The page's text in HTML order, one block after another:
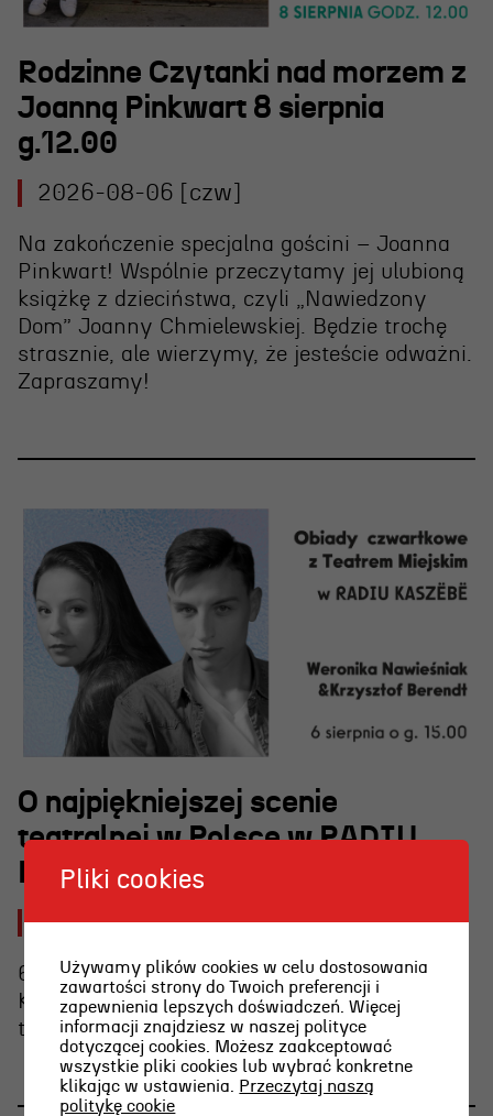
Spektakle wyjazdowe
Sponsorzy
Kontakt & Zespół
Edukacja
Wydarzenia
Oferta edukacyjna
Polecamy
OSIECKA. ARCHIPELAGI
reż. Jacek Bała
Rodzinne Czytanki nad morzem z
Joanną Pinkwart 8 sierpnia
g.12.00
2026-08-06 [czw]
Na zakończenie specjalna gościni – Joanna
Pinkwart! Wspólnie przeczytamy jej ulubioną
książkę z dzieciństwa, czyli „Nawiedzony
Dom” Joanny Chmielewskiej. Będzie trochę
strasznie, ale wierzymy, że jesteście odważni.
Zapraszamy!
O najpiękniejszej scenie
teatralnej w Polsce w RADIU
KASZËBË
2026-08-03 [pon]
6 sierpnia o g. 15.00 Weronika Nawieśniak i
Krzysztof Berendt opowiedzą o emocjach
towarzyszących graniu na wieczornej plaży.
Pliki cookies
Używamy plików cookies w celu dostosowania
zawartości strony do Twoich preferencji i
zapewnienia lepszych doświadczeń. Więcej
informacji znajdziesz w naszej polityce
dotyczącej cookies. Możesz zaakceptować
wszystkie pliki cookies lub wybrać konkretne
klikając w ustawienia. Przeczytaj naszą
politykę cookie